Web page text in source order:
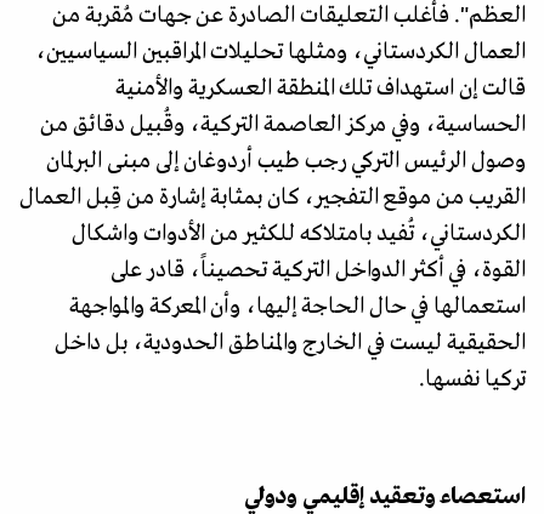
العظم". فأغلب التعليقات الصادرة عن جهات مُقربة من
العمال الكردستاني، ومثلها تحليلات المراقبين السياسيين،
قالت إن استهداف تلك المنطقة العسكرية والأمنية
الحساسية، وفي مركز العاصمة التركية، وقُبيل دقائق من
وصول الرئيس التركي رجب طيب أردوغان إلى مبنى البرلمان
القريب من موقع التفجير، كان بمثابة إشارة من قِبل العمال
الكردستاني، تُفيد بامتلاكه للكثير من الأدوات واشكال
القوة، في أكثر الدواخل التركية تحصيناً، قادر على
استعمالها في حال الحاجة إليها، وأن المعركة والمواجهة
الحقيقية ليست في الخارج والمناطق الحدودية، بل داخل
تركيا نفسها.
استعصاء وتعقيد إقليمي ودولي